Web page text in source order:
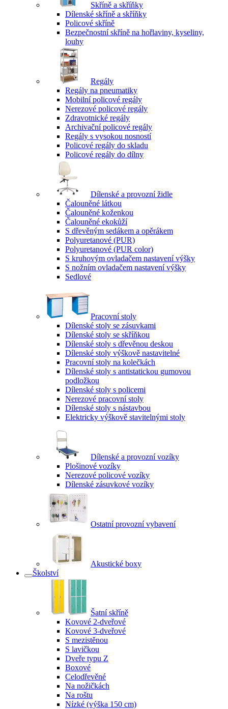
Skříně a skříňky
Dílenské skříně a skříňky
Policové skříně
Bezpečnostní skříně na hořlaviny, kyseliny,
louhy
Regály
Regály na pneumatiky
Mobilní policové regály
Nerezové policové regály
Zdravotnické regály
Archivační policové regály
Regály s vysokou nosností
Policové regály do skladu
Policové regály do dílny
Dílenské a provozní židle
Čalouněné látkou
Čalouněné koženkou
Čalouněné ekokůží
S dřevěným sedákem a opěrákem
Polyuretanové (PUR)
Polyuretanové (PUR color)
S kruhovým ovladačem nastavení výšky
S nožním ovladačem nastavení výšky
Sedlové
Pracovní stoly
Dílenské stoly se zásuvkami
Dílenské stoly se skříňkou
Dílenské stoly s dřevěnou deskou
Dílenské stoly výškově nastavitelné
Pracovní stoly na kolečkách
Dílenské stoly s antistatickou gumovou
podložkou
Dílenské stoly s policemi
Nerezové pracovní stoly
Dílenské stoly s nástavbou
Elektricky výškově stavitelnými stoly
Dílenské a provozní vozíky
Plošinové vozíky
Nerezové policové vozíky
Dílenské zásuvkové vozíky
Ostatní provozní vybavení
Akustické boxy
Školství
Šatní skříně
Kovové 2-dveřové
Kovové 3-dveřové
S mezistěnou
S lavičkou
Dveře typu Z
Boxové
Celodřevěné
Na nožičkách
Na roštu
Nízké (výška 150 cm)